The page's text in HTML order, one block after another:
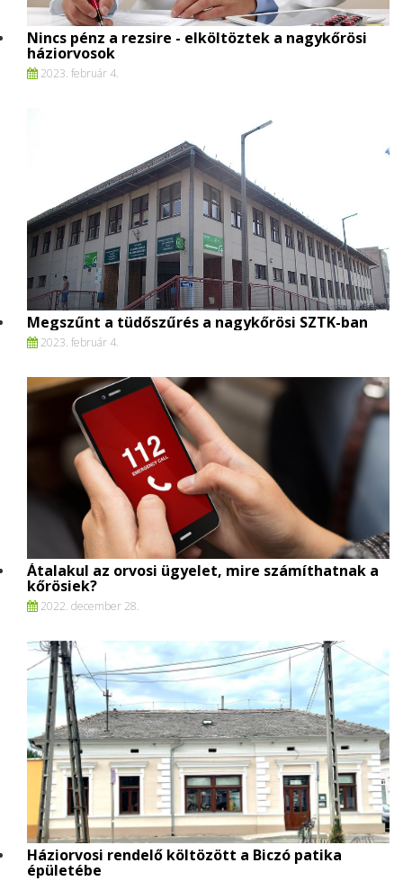
Nincs pénz a rezsire - elköltöztek a nagykőrösi
háziorvosok
2023. február 4.
Megszűnt a tüdőszűrés a nagykőrösi SZTK-ban
2023. február 4.
Átalakul az orvosi ügyelet, mire számíthatnak a
kőrösiek?
2022. december 28.
Háziorvosi rendelő költözött a Biczó patika
épületébe